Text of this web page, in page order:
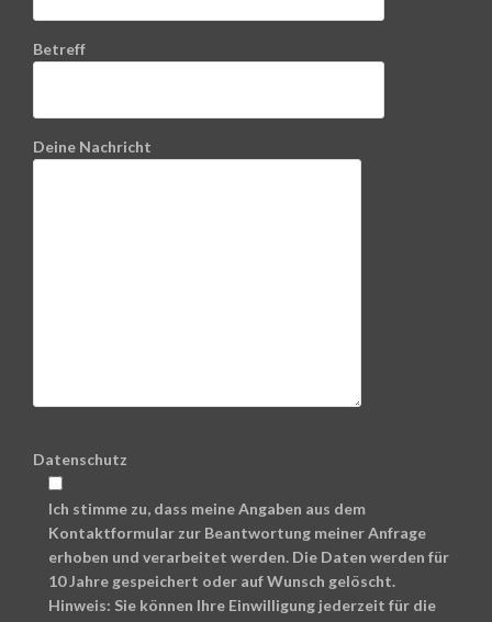
Betreff
Deine Nachricht
Datenschutz
Ich stimme zu, dass meine Angaben aus dem
Kontaktformular zur Beantwortung meiner Anfrage
erhoben und verarbeitet werden. Die Daten werden für
10 Jahre gespeichert oder auf Wunsch gelöscht.
Hinweis: Sie können Ihre Einwilligung jederzeit für die